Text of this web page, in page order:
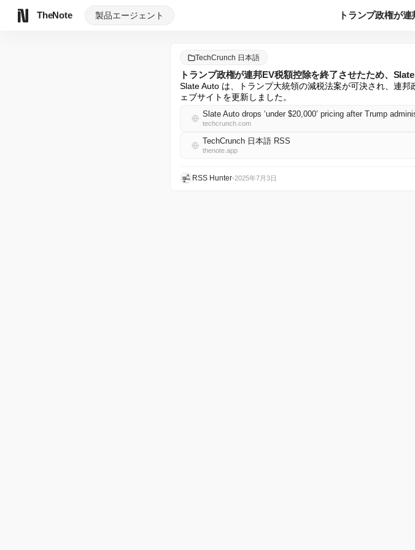
TheNote 製品エージェント
TechCrunch 日本語
トランプ政権が連邦EV税額控除を終了させたため、
Slate Auto は、トランプ大統領の減税法案が可決され、連
ェブサイトを更新しました。
Slate Auto drops ‘under $20,000’ pricing after Trump
techcrunch.com
TechCrunch 日本語 RSS
thenote.app
RSS Hunter•2025年7月3日